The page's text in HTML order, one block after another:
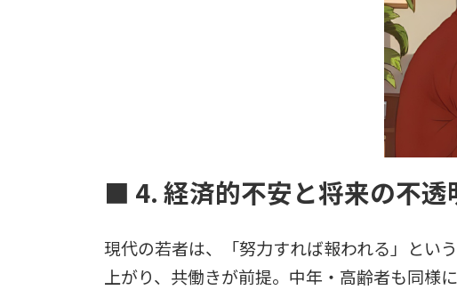
■ 4. 経済的不安と将来の不透
現代の若者は、「努力すれば報われる」という
上がり、共働きが前提。中年・高齢者も同様